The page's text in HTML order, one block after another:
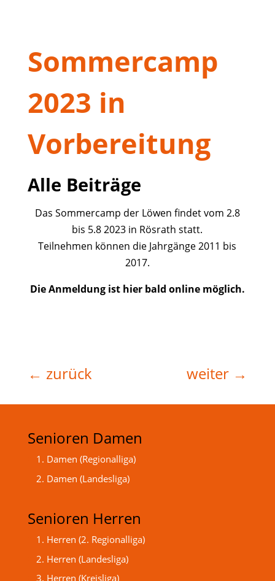
Sommercamp
2023 in
Vorbereitung
Alle Beiträge
Das Sommercamp der Löwen findet vom 2.8
bis 5.8 2023 in Rösrath statt.
Teilnehmen können die Jahrgänge 2011 bis
2017.
Die Anmeldung ist hier bald online möglich.
← zurück weiter →
Senioren Damen
1. Damen (Regionalliga)
2. Damen (Landesliga)
Senioren Herren
1. Herren (2. Regionalliga)
2. Herren (Landesliga)
3. Herren (Kreisliga)